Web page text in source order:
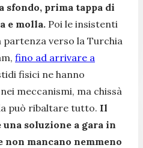
sfondo, prima tappa di
e molla. Poi le insistenti
verso la Turchia
fino ad arrivare a
fisici ne hanno
meccanismi, ma chissà
può ribaltare tutto. Il
una soluzione a gara in
mancano nemmeno